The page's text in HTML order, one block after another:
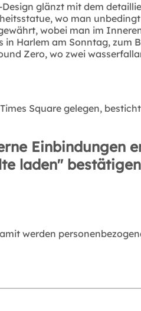
glänzt mit dem
wo man
wobei man im
Harlem am Sonntag, zum
Zero, wo zwei
Square gelegen,
Einbindungen
laden" bestätigen
werden